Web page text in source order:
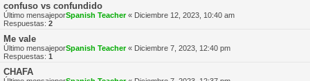
confuso vs confundido
Último mensajeporSpanish Teacher« Diciembre 12, 2023, 10:40 am
Respuestas: 2
Me vale
Último mensajeporSpanish Teacher« Diciembre 7, 2023, 12:40 pm
Respuestas: 1
CHAFA